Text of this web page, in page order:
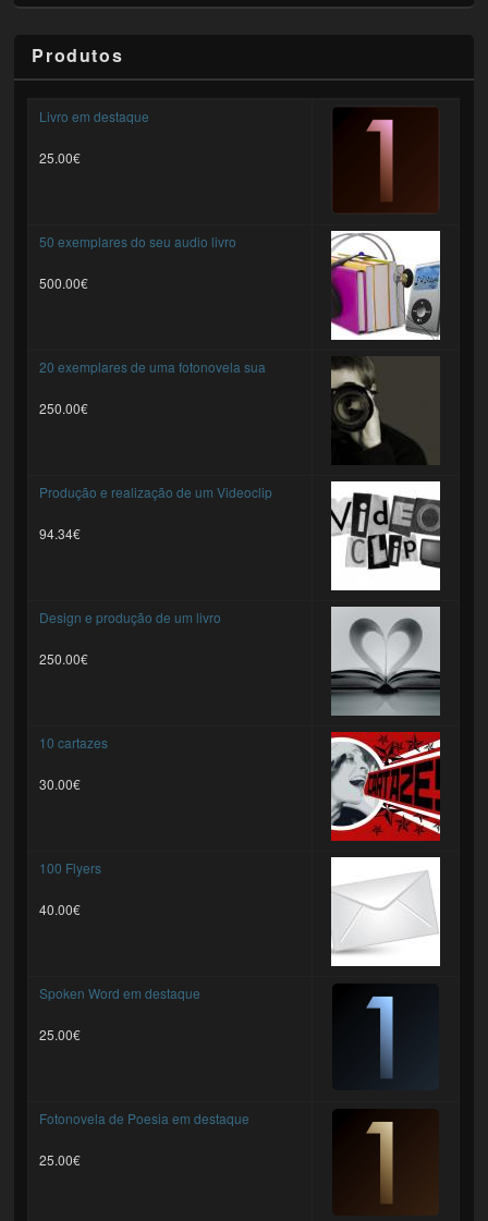
Produtos
Livro em destaque
25.00€
50 exemplares do seu audio livro
500.00€
20 exemplares de uma fotonovela sua
250.00€
Produção e realização de um Videoclip
94.34€
Design e produção de um livro
250.00€
10 cartazes
30.00€
100 Flyers
40.00€
Spoken Word em destaque
25.00€
Fotonovela de Poesia em destaque
25.00€